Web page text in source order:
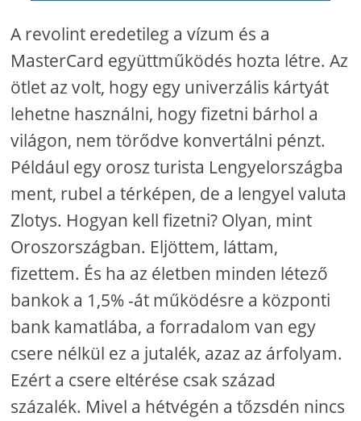
A revolint eredetileg a vízum és a
MasterCard együttműködés hozta létre. Az
ötlet az volt, hogy egy univerzális kártyát
lehetne használni, hogy fizetni bárhol a
világon, nem törődve konvertálni pénzt.
Például egy orosz turista Lengyelországba
ment, rubel a térképen, de a lengyel valuta
Zlotys. Hogyan kell fizetni? Olyan, mint
Oroszországban. Eljöttem, láttam,
fizettem. És ha az életben minden létező
bankok a 1,5% -át működésre a központi
bank kamatlába, a forradalom van egy
csere nélkül ez a jutalék, azaz az árfolyam.
Ezért a csere eltérése csak század
százalék. Mivel a hétvégén a tőzsdén nincs